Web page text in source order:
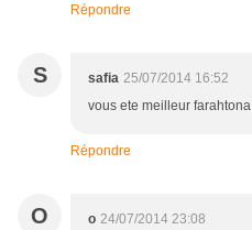
Répondre
S safia 25/07/2014 16:52
vous ete meilleur farahtona
Répondre
O o 24/07/2014 23:08